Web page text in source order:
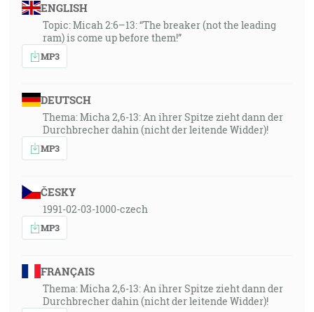
ENGLISH
Topic: Micah 2:6–13: “The breaker (not the leading
ram) is come up before them!”
MP3
DEUTSCH
Thema: Micha 2,6-13: An ihrer Spitze zieht dann der
Durchbrecher dahin (nicht der leitende Widder)!
MP3
ČESKY
1991-02-03-1000-czech
MP3
FRANÇAIS
Thema: Micha 2,6-13: An ihrer Spitze zieht dann der
Durchbrecher dahin (nicht der leitende Widder)!